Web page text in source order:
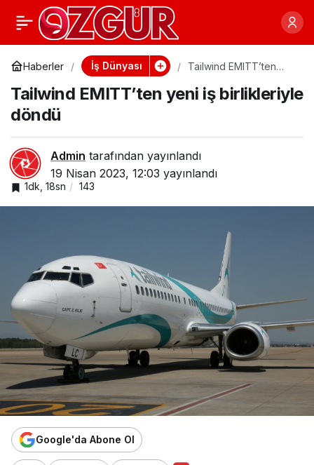
Haberler İş Dünyası
Tailwind EMITT’ten
döndü
Tailwind EMITT’ten yeni iş birlikleriyle
döndü
Admin tarafından yayınlandı
19 Nisan 2023, 12:03 yayınlandı
1dk, 18sn 143
Google'da Abone Ol
Ayakkabı ihracatı ilk
kez 100 milyon doları
aştı
Paylaş